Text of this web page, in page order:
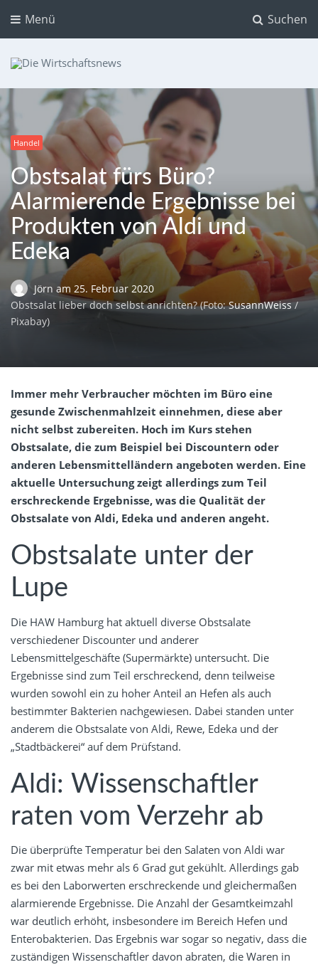
Suchen
Menü
Dein Ratgeber für Aktien und Kryptowährungen
Handel
Obstsalat fürs Büro?
Alarmierende Ergebnisse bei
Produkten von Aldi und
Edeka
Jörn am 25. Februar 2020
Obstsalat lieber doch selbst anrichten? (Foto:SusannWeiss /
Pixabay)
Immer mehr Verbraucher möchten im Büro eine
gesunde Zwischenmahlzeit einnehmen, diese aber
nicht selbst zubereiten. Hoch im Kurs stehen
Obstsalate, die zum Beispiel bei Discountern oder
anderen Lebensmittelländern angeboten werden. Eine
aktuelle Untersuchung zeigt allerdings zum Teil
erschreckende Ergebnisse, was die Qualität der
Obstsalate von Aldi, Edeka und anderen angeht.
Obstsalate unter der
Lupe
Die HAW Hamburg hat aktuell diverse Obstsalate
verschiedener Discounter und anderer
Lebensmittelgeschäfte (Supermärkte) untersucht. Die
Ergebnisse sind zum Teil erschreckend, denn teilweise
wurden sowohl ein zu hoher Anteil an Hefen als auch
bestimmter Bakterien nachgewiesen. Dabei standen unter
anderem die Obstsalate von Aldi, Rewe, Edeka und der
„Stadtbäckerei“ auf dem Prüfstand.
Aldi: Wissenschaftler
raten vom Verzehr ab
Die überprüfte Temperatur bei den Salaten von Aldi war
zwar mit etwas mehr als 6 Grad gut gekühlt. Allerdings gab
es bei den Laborwerten erschreckende und gleichermaßen
alarmierende Ergebnisse. Die Anzahl der Gesamtkeimzahl
war deutlich erhöht, insbesondere im Bereich Hefen und
Enterobakterien. Das Ergebnis war sogar so negativ, dass die
zuständigen Wissenschaftler davon abraten, die Waren in